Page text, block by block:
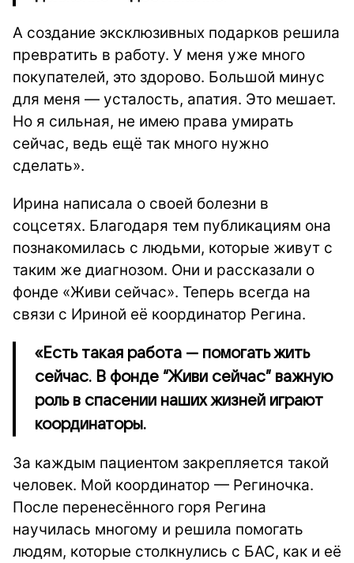
А создание эксклюзивных подарков решила
превратить в работу. У меня уже много
покупателей, это здорово. Большой минус
для меня — усталость, апатия. Это мешает.
Но я сильная, не имею права умирать
сейчас, ведь ещё так много нужно
сделать».
Ирина написала о своей болезни в
соцсетях. Благодаря тем публикациям она
познакомилась с людьми, которые живут с
таким же диагнозом. Они и рассказали о
фонде «Живи сейчас». Теперь всегда на
связи с Ириной её координатор Регина.
«Есть такая работа — помогать жить
сейчас. В фонде “Живи сейчас” важную
роль в спасении наших жизней играют
координаторы.
За каждым пациентом закрепляется такой
человек. Мой координатор — Региночка.
После перенесённого горя Регина
научилась многому и решила помогать
людям, которые столкнулись с БАС, как и её